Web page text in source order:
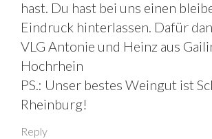
hast. Du hast bei uns einen
Eindruck hinterlassen. Dafür
VLG Antonie und Heinz aus
Hochrhein
PS.: Unser bestes Weingut ist
Rheinburg!
Reply